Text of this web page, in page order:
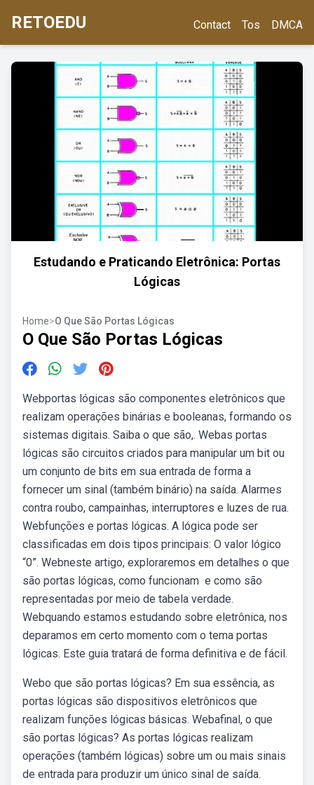
RETOEDU Contact Tos DMCA
Estudando e Praticando Eletrônica: Portas
Lógicas
Home>O Que São Portas Lógicas
O Que São Portas Lógicas
Webportas lógicas são componentes eletrônicos que
realizam operações binárias e booleanas, formando os
sistemas digitais. Saiba o que são,. Webas portas
lógicas são circuitos criados para manipular um bit ou
um conjunto de bits em sua entrada de forma a
fornecer um sinal (também binário) na saída. Alarmes
contra roubo, campainhas, interruptores e luzes de rua.
Webfunções e portas lógicas. A lógica pode ser
classificadas em dois tipos principais: O valor lógico
“0”. Webneste artigo, exploraremos em detalhes o que
são portas lógicas, como funcionam ⁤ e como são
representadas por meio de‍ tabela verdade.
Webquando estamos estudando sobre eletrônica, nos
deparamos em certo momento com o tema portas
lógicas. Este guia tratará de forma definitiva e de fácil.
Webo que são portas lógicas? Em sua essência, as
portas lógicas são dispositivos eletrônicos que
realizam funções lógicas básicas. Webafinal, o que
são portas lógicas? As portas lógicas realizam
operações (também lógicas) sobre um ou mais sinais
de entrada para produzir um único sinal de saída.